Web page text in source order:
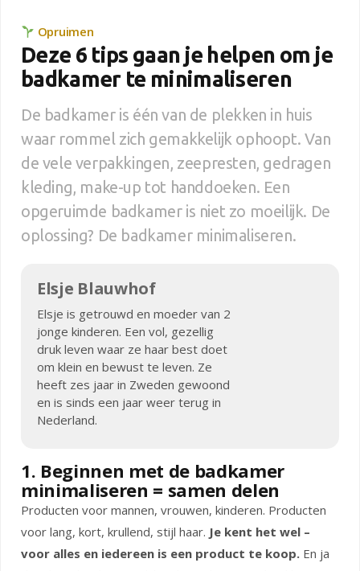
Opruimen
Deze 6 tips gaan je helpen om je
badkamer te minimaliseren
De badkamer is één van de plekken in huis
waar rommel zich gemakkelijk ophoopt. Van
de vele verpakkingen, zeepresten, gedragen
kleding, make-up tot handdoeken. Een
opgeruimde badkamer is niet zo moeilijk. De
oplossing? De badkamer minimaliseren.
Elsje Blauwhof
Elsje is getrouwd en moeder van 2
jonge kinderen. Een vol, gezellig
druk leven waar ze haar best doet
om klein en bewust te leven. Ze
heeft zes jaar in Zweden gewoond
en is sinds een jaar weer terug in
Nederland.
1. Beginnen met de badkamer
minimaliseren = samen delen
Producten voor mannen, vrouwen, kinderen. Producten
voor lang, kort, krullend, stijl haar. Je kent het wel –
voor alles en iedereen is een product te koop. En ja